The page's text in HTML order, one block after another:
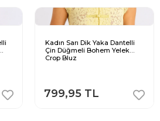
Kadın Sarı Dik Yaka Dantelli
Çin Düğmeli Bohem Yelek
Crop Bluz
799,95 TL